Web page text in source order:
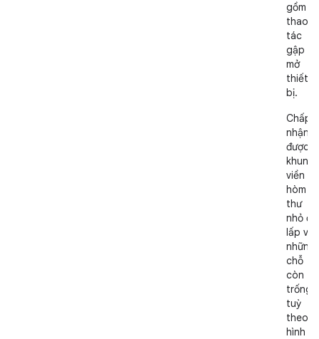
gồm
thao
tác
gập và
mở
thiết
bị.
Chấp
nhận
được
khung
viền
hòm
thư
nhỏ để
lấp
những
chỗ
còn
trống
tuỳ
theo
hình